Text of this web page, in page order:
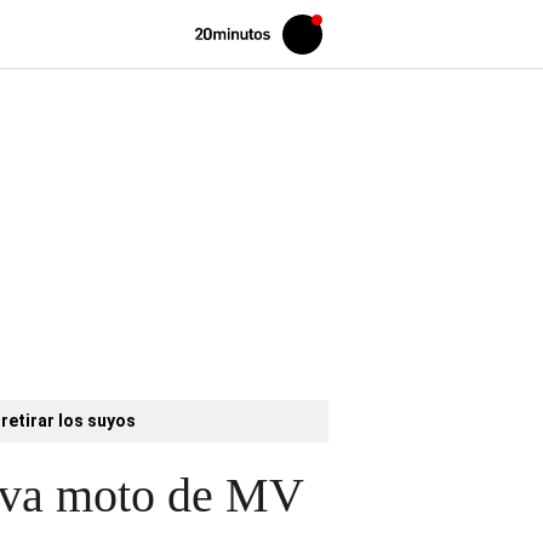
Volver
Iniciar
sesión
retirar los suyos
moto de MV